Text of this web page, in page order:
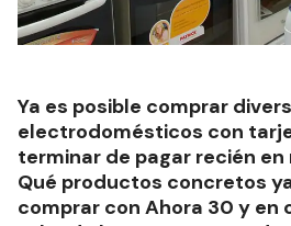
Ya es posible comprar
electrodomésticos con
terminar de pagar recién
Qué productos concretos
comprar con Ahora 30 y en